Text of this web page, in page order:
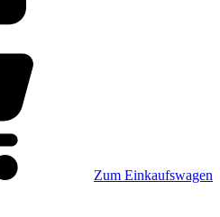
Zum Einkaufswagen